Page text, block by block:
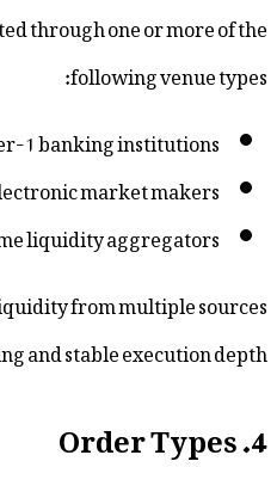
are executed through one
following
Tier-1 banking
Non-bank electronic market
Prime liquidity
liquidity from
pricing and stable